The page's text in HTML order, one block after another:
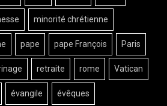
minorité chrétienne
pape pape François Paris
retraite rome Vatican
évangile évêques